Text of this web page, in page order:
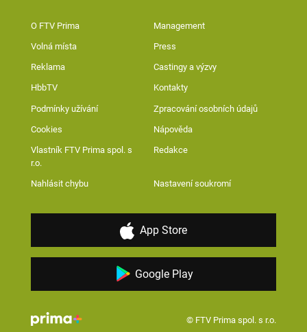
O FTV Prima Management
Volná místa Press
Reklama Castingy a výzvy
HbbTV Kontakty
Podmínky užívání Zpracování osobních údajů
Cookies Nápověda
Vlastník FTV Prima spol. s
r.o.
Redakce
Nahlásit chybu Nastavení soukromí
App Store
Google Play
© FTV Prima spol. s r.o.